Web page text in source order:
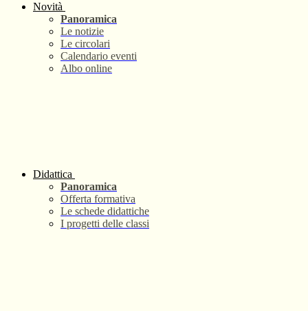
Novità
Panoramica
Le notizie
Le circolari
Calendario eventi
Albo online
Didattica
Panoramica
Offerta formativa
Le schede didattiche
I progetti delle classi